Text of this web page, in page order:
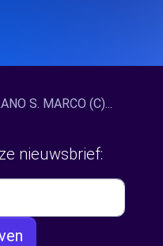
S. MARCO (C)...
nieuwsbrief: